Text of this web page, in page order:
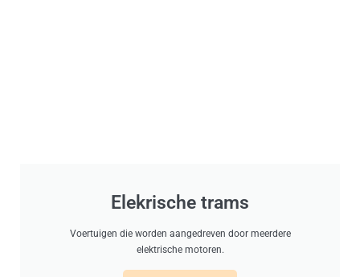
Elekrische trams
Voertuigen die worden aangedreven door meerdere
elektrische motoren.